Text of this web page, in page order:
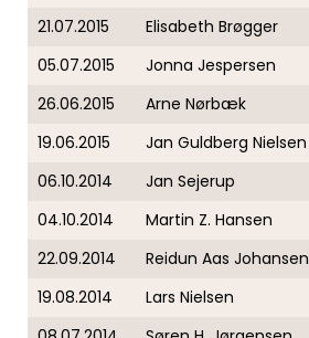
21.07.2015
Elisabeth Brøgger
05.07.2015
Jonna Jespersen
26.06.2015
Arne Nørbæk
19.06.2015
Jan Guldberg Nielsen
06.10.2014
Jan Sejerup
04.10.2014
Martin Z. Hansen
22.09.2014
Reidun Aas Johansen
19.08.2014
Lars Nielsen